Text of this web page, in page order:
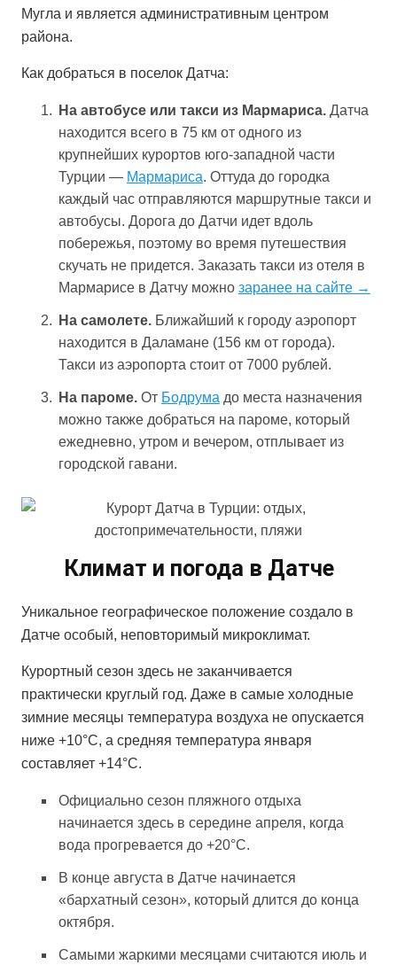
Мугла и является административным центром
района.
Как добраться в поселок Датча:
На автобусе или такси из Мармариса.Датча
находится всего в 75 км от одного из
крупнейших курортов юго-западной части
Турции — Мармариса. Оттуда до городка
каждый час отправляются маршрутные такси и
автобусы. Дорога до Датчи идет вдоль
побережья, поэтому во время путешествия
скучать не придется. Заказать такси из отеля в
Мармарисе в Датчу можно заранее на сайте →
На самолете.Ближайший к городу аэропорт
находится в Даламане (156 км от города).
Такси из аэропорта стоит от 7000 рублей.
На пароме.От Бодрумадо места назначения
можно также добраться на пароме, который
ежедневно, утром и вечером, отплывает из
городской гавани.
Климат и погода в Датче
Уникальное географическое положение создало в
Датче особый, неповторимый микроклимат.
Курортный сезон здесь не заканчивается
практически круглый год. Даже в самые холодные
зимние месяцы температура воздуха не опускается
ниже +10°С, а средняя температура января
составляет +14°С.
Официально сезон пляжного отдыха
начинается здесь в середине апреля, когда
вода прогревается до +20°С.
В конце августа в Датче начинается
«бархатный сезон», который длится до конца
октября.
Самыми жаркими месяцами считаются июль и